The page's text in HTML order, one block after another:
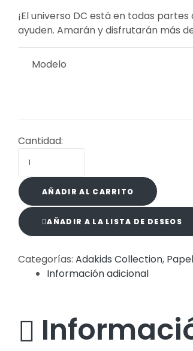
¡El universo DC está en todas
ayuden. Amarán y disfrutarán más
Modelo
Cantidad:
AÑADIR AL CARRITO
AÑADIR A LA LISTA DE DESEOS
Categorías: Adakids Collection,
Información adicional